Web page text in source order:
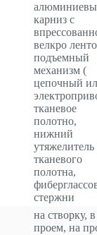
карниз с
велкро
подъемный
механизм (
цепочный
тканевое
полотно,
нижний
утяжелитель
тканевого
полотна,
стержни
на створку, в
проем, на